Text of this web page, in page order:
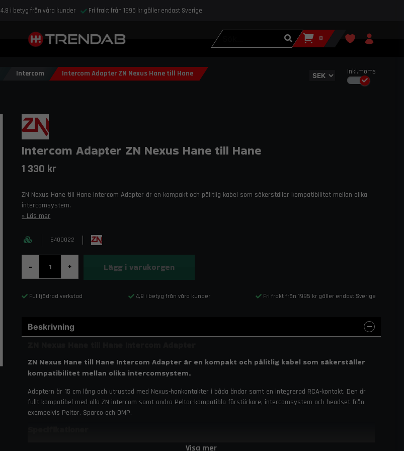
4,8 i betyg från våra kunder Fri frakt från 1995 kr gäller endast Sverige
Inkl.moms
0
Intercom Intercom Adapter ZN Nexus Hane till Hane
Intercom Adapter ZN Nexus Hane till Hane
1 330 kr
ZN Nexus Hane till Hane Intercom Adapter är en kompakt och pålitlig kabel som säkerställer kompatibilitet mellan olika
intercomsystem.
Läs mer
6400022
- + Lägg i varukorgen
Fullfjädrad verkstad 4,8 i betyg från våra kunder Fri frakt från 1995 kr gäller endast Sverige
Beskrivning
ZN Nexus Hane till Hane Intercom Adapter är en kompakt och pålitlig kabel som säkerställer
kompatibilitet mellan olika intercomsystem.
Adaptern är 15 cm lång och utrustad med Nexus-hankontakter i båda ändar samt en integrerad RCA-kontakt. Den är
fullt kompatibel med alla ZN intercom samt andra Peltor-kompatibla förstärkare, intercomsystem och headset från
exempelvis Peltor, Sparco och OMP.
Visa mer